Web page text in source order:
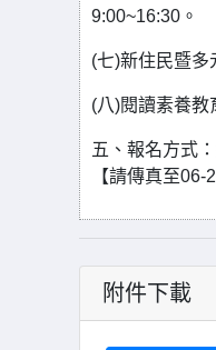
9:00~16:30。
(七)新住民暨多
(八)閱讀素養教
五、報名方式
【請傳真至
附件下載